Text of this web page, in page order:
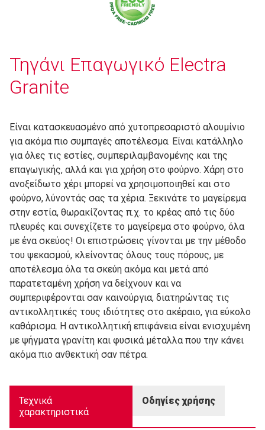
Τηγάνι Επαγωγικό Electra
Granite
Είναι κατασκευασμένο από χυτοπρεσαριστό αλουμίνιο
για ακόμα πιο συμπαγές αποτέλεσμα. Είναι κατάλληλο
για όλες τις εστίες, συμπεριλαμβανομένης και της
επαγωγικής, αλλά και για χρήση στο φούρνο. Χάρη στο
ανοξείδωτο χέρι μπορεί να χρησιμοποιηθεί και στο
φούρνο, λύνοντάς σας τα χέρια. Ξεκινάτε το μαγείρεμα
στην εστία, θωρακίζοντας π.χ. το κρέας από τις δύο
πλευρές και συνεχίζετε το μαγείρεμα στο φούρνο, όλα
με ένα σκεύος! Οι επιστρώσεις γίνονται με την μέθοδο
του ψεκασμού, κλείνοντας όλους τους πόρους, με
αποτέλεσμα όλα τα σκεύη ακόμα και μετά από
παρατεταμένη χρήση να δείχνουν και να
συμπεριφέρονται σαν καινούργια, διατηρώντας τις
αντικολλητικές τους ιδιότητες στο ακέραιο, για εύκολο
καθάρισμα. Η αντικολλητική επιφάνεια είναι ενισχυμένη
με ψήγματα γρανίτη και φυσικά μέταλλα που την κάνει
ακόμα πιο ανθεκτική σαν πέτρα.
Τεχνικά
χαρακτηριστικά
Οδηγίες χρήσης